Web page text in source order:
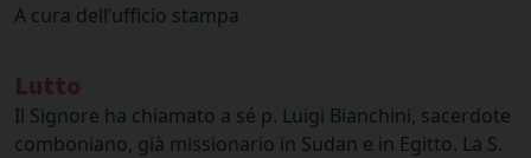
A cura dell’ufficio stampa
Lutto
Il Signore ha chiamato a sé p. Luigi Bianchini, sacerdote
comboniano, già missionario in Sudan e in Egitto. La S.